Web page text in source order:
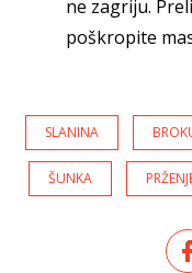
ne zagriju.
poškropite
SLANINA
ŠUNKA